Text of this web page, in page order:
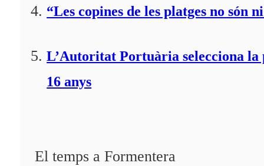
“Les copines de les platges no
L’Autoritat Portuària selecciona
16 anys
El temps a Formentera